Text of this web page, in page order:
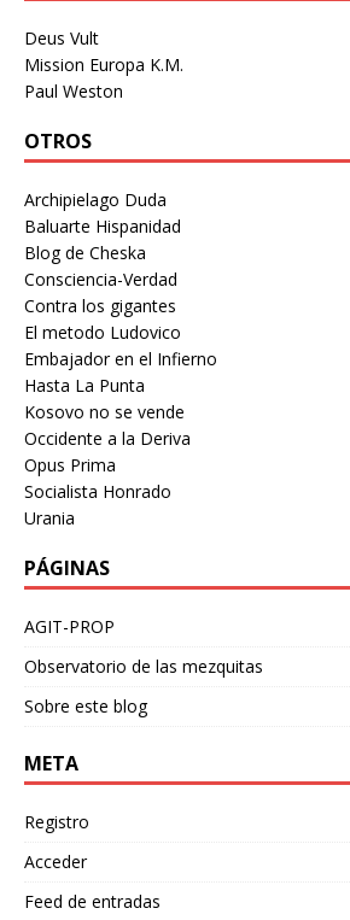
Deus Vult
Mission Europa K.M.
Paul Weston
OTROS
Archipielago Duda
Baluarte Hispanidad
Blog de Cheska
Consciencia-Verdad
Contra los gigantes
El metodo Ludovico
Embajador en el Infierno
Hasta La Punta
Kosovo no se vende
Occidente a la Deriva
Opus Prima
Socialista Honrado
Urania
PÁGINAS
AGIT-PROP
Observatorio de las mezquitas
Sobre este blog
META
Registro
Acceder
Feed de entradas